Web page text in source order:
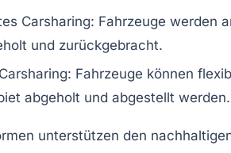
Carsharing: Fahrzeuge werden
und zurückgebracht.
Fahrzeuge können
abgeholt und abgestellt werden.
unterstützen den